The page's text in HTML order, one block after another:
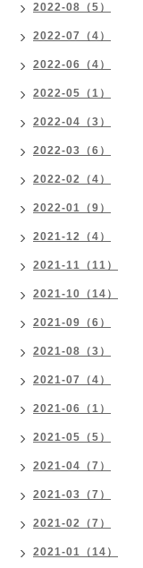
2022-08（5）
2022-07（4）
2022-06（4）
2022-05（1）
2022-04（3）
2022-03（6）
2022-02（4）
2022-01（9）
2021-12（4）
2021-11（11）
2021-10（14）
2021-09（6）
2021-08（3）
2021-07（4）
2021-06（1）
2021-05（5）
2021-04（7）
2021-03（7）
2021-02（7）
2021-01（14）